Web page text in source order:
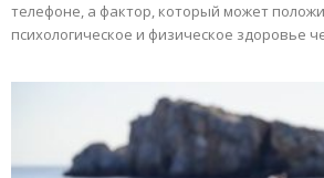
телефоне, а фактор, который может
психологическое и физическое здоровье